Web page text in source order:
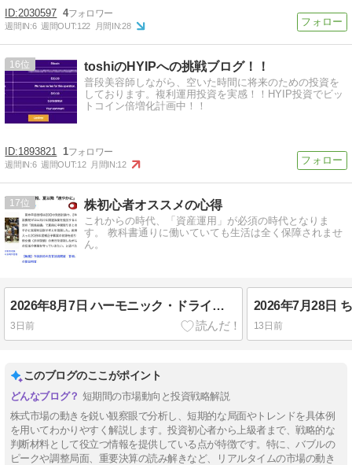
2030597 4
週間IN:6 週間OUT:122 月間IN:28
16 toshiのHYIPへの挑戦ブログ！！
普段美容師しながら、空いた時間に将来のための投資を
しております。複利運用投資を実感！！HYIP投資でビッ
トコイン倍増化計画中！！
1893821 1
週間IN:6 週間OUT:12 月間IN:12
17 株初心者オススメの心得
これからの時代、「資産運用」が必須の時代となりま
す。 教科書通りに働いていても生活は全く保障されませ
ん。
2026年8月7日 ハーモニック・ドライブとダイフクの決算を受けて、、、
3日前 13日前
このブログのここがポイント
短期間の市場動向と投資戦略解説
株式市場の動きを鋭い観察眼で分析し、短期的な局面やトレンドを具体例
を用いてわかりやすく解説します。投資初心者から上級者まで、戦略的な
判断材料として役立つ情報を提供している点が特徴です。特に、バブルの
ピークや調整局面、重要決算の読み解きなど、リアルタイムの市場の動き